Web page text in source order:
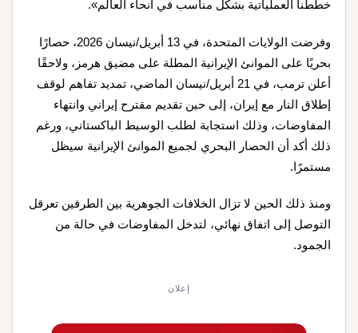
خططنا العملياتية بشكل مناسب في أنحاء العالم».
وفرضت الولايات المتحدة، في 13 أبريل/نيسان 2026، حصارًا
بحريًا على الموانئ الإيرانية المطلة على مضيق هرمز، ولاحقًا
أعلن ترمب، في 21 أبريل/نيسان الماضي، تمديد تفاهم لوقف
إطلاق النار مع إيران، إلى حين تقديم مقترح إيراني وانتهاء
المفاوضات، وذلك استجابة لطلب الوسيط الباكستاني، ورغم
ذلك أكد أن الحصار البحري لجميع الموانئ الإيرانية سيظل
مستمرًا.
ومنذ ذلك الحين لا تزال الخلافات الجوهرية بين الطرفين تعرقل
التوصل إلى اتفاق نهائي، لتدخل المفاوضات في حالة من
الجمود.
إعلان